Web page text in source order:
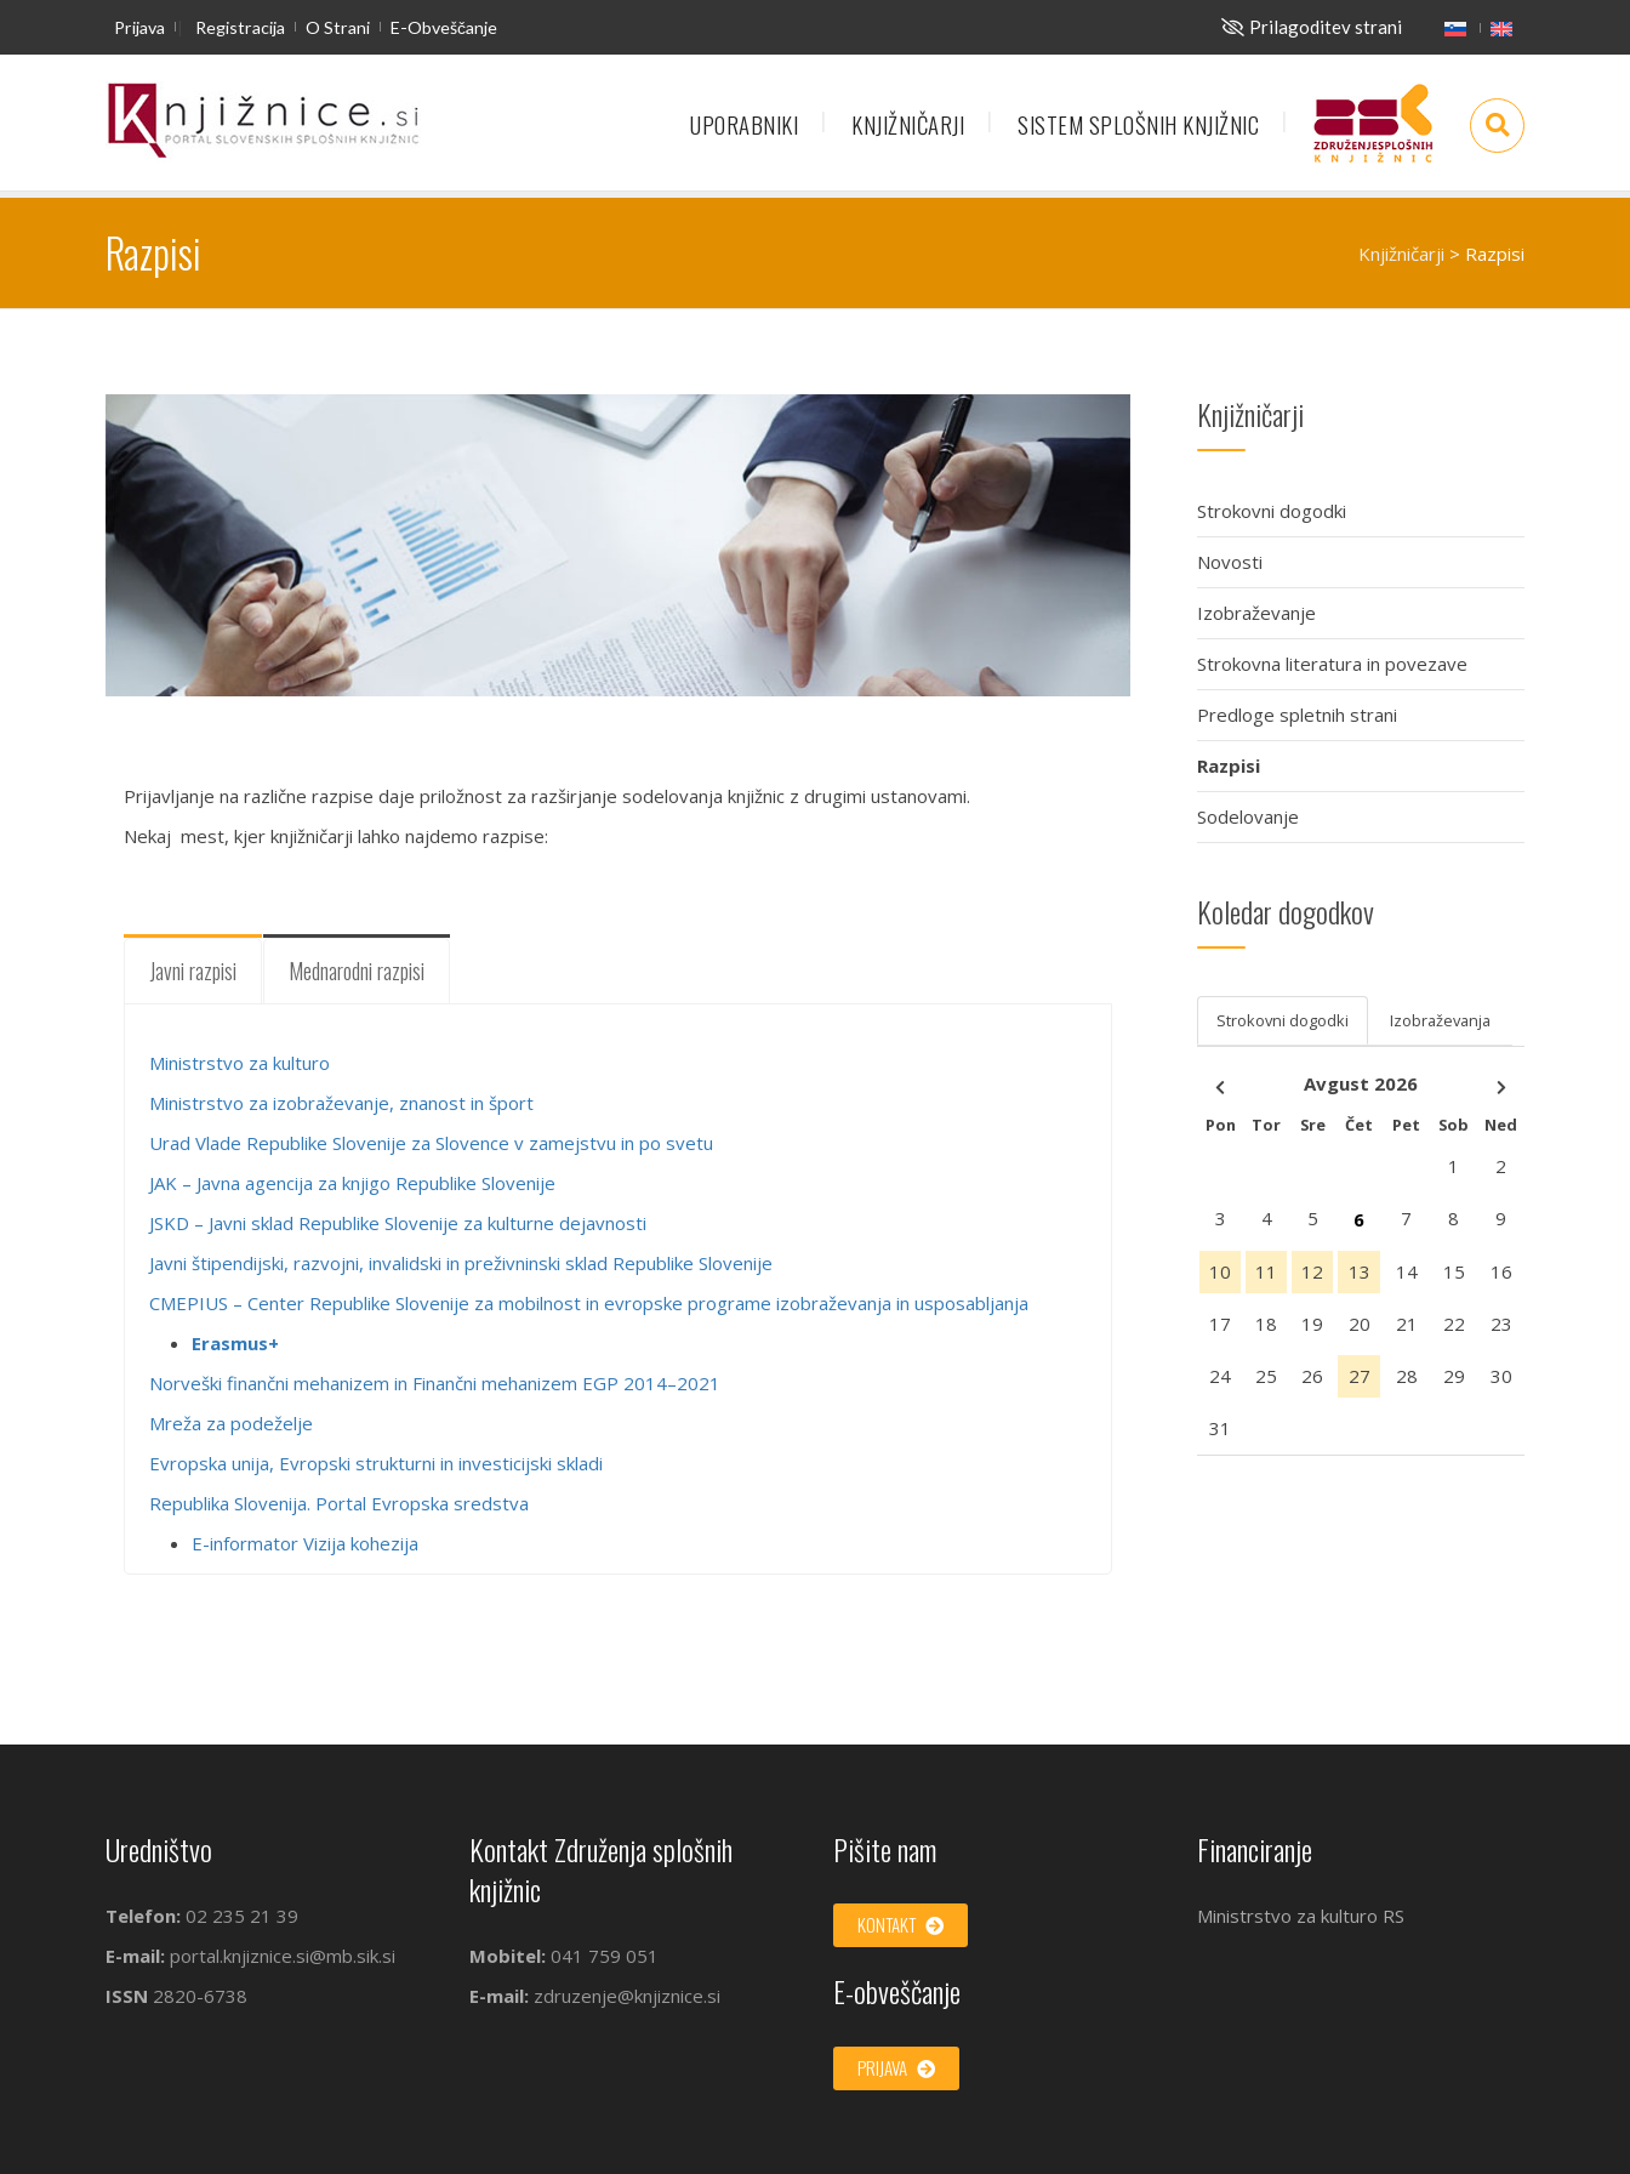
Prijava | Registracija O Strani E-Obveščanje Prilagoditev strani
UPORABNIKI KNJIŽNIČARJI SISTEM SPLOŠNIH KNJIŽNIC
Razpisi Knjižničarji > Razpisi
Prijavljanje na različne razpise daje priložnost za razširjanje sodelovanja knjižnic z drugimi ustanovami.
Nekaj mest, kjer knjižničarji lahko najdemo razpise:
Javni razpisi Mednarodni razpisi
Ministrstvo za kulturo
Ministrstvo za izobraževanje, znanost in šport
Urad Vlade Republike Slovenije za Slovence v zamejstvu in po svetu
JAK – Javna agencija za knjigo Republike Slovenije
JSKD – Javni sklad Republike Slovenije za kulturne dejavnosti
Javni štipendijski, razvojni, invalidski in preživninski sklad Republike Slovenije
CMEPIUS – Center Republike Slovenije za mobilnost in evropske programe izobraževanja in usposabljanja
Erasmus+
Norveški finančni mehanizem in Finančni mehanizem EGP 2014–2021
Mreža za podeželje
Evropska unija, Evropski strukturni in investicijski skladi
Republika Slovenija. Portal Evropska sredstva
E-informator Vizija kohezija
Knjižničarji
Strokovni dogodki
Novosti
Izobraževanje
Strokovna literatura in povezave
Predloge spletnih strani
Razpisi
Sodelovanje
Koledar dogodkov
Strokovni dogodki Izobraževanja
Avgust 2026
Pon Tor Sre Čet Pet Sob Ned
1 2
3 4 5 6 7 8 9
10 11 12 13 14 15 16
17 18 19 20 21 22 23
24 25 26 27 28 29 30
31
Uredništvo
Telefon: 02 235 21 39
E-mail: portal.knjiznice.si@mb.sik.si
ISSN 2820-6738
Kontakt Združenja splošnih
knjižnic
Mobitel: 041 759 051
E-mail: zdruzenje@knjiznice.si
Pišite nam
KONTAKT
E-obveščanje
PRIJAVA
Financiranje
Ministrstvo za kulturo RS